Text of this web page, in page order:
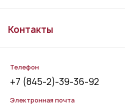
Контакты
Телефон
+7 (845-2)-39-36-92
Электронная почта